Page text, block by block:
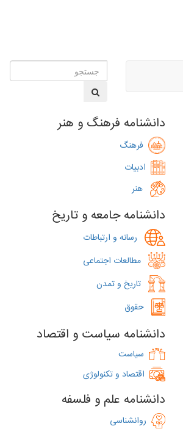
دانشنامه فرهنگ و هنر
فرهنگ
ادبیات
هنر
دانشنامه جامعه و تاریخ
رسانه و ارتباطات
مطالعات اجتماعی
تاریخ و تمدن
حقوق
دانشنامه سیاست و اقتصاد
سیاست
اقتصاد و تکنولوژی
دانشنامه علم و فلسفه
روانشناسی